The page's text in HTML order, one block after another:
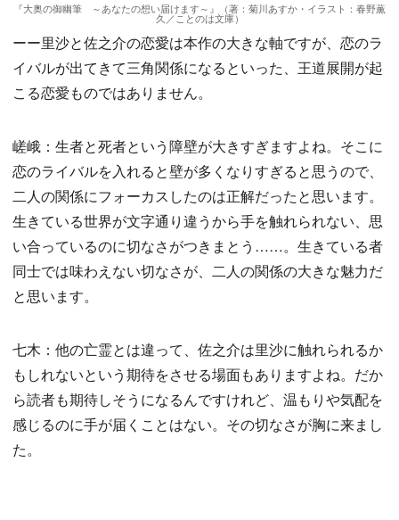
『大奥の御幽筆 ～あなたの想い届けます～』（著：菊川あすか・イラスト：春野薫
久／ことのは文庫）
ーー里沙と佐之介の恋愛は本作の大きな軸ですが、恋のラ
イバルが出てきて三角関係になるといった、王道展開が起
こる恋愛ものではありません。
嵯峨：生者と死者という障壁が大きすぎますよね。そこに
恋のライバルを入れると壁が多くなりすぎると思うので、
二人の関係にフォーカスしたのは正解だったと思います。
生きている世界が文字通り違うから手を触れられない、思
い合っているのに切なさがつきまとう……。生きている者
同士では味わえない切なさが、二人の関係の大きな魅力だ
と思います。
七木：他の亡霊とは違って、佐之介は里沙に触れられるか
もしれないという期待をさせる場面もありますよね。だか
ら読者も期待しそうになるんですけれど、温もりや気配を
感じるのに手が届くことはない。その切なさが胸に来まし
た。